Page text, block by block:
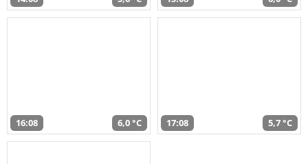
16:08 6,0 °C 17:08 5,7 °C